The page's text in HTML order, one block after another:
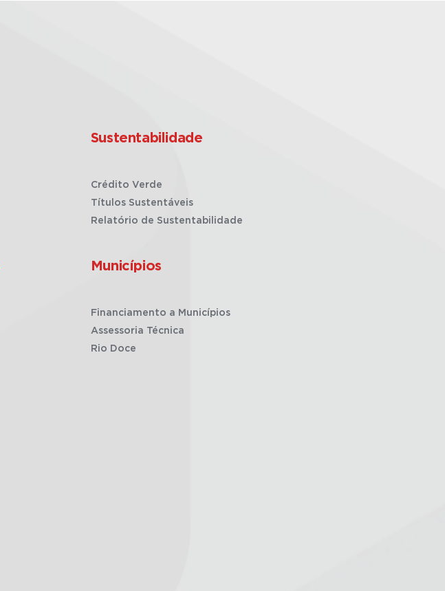
Sustentabilidade
Crédito Verde
Títulos Sustentáveis
Relatório de Sustentabilidade
Municípios
Financiamento a Municípios
Assessoria Técnica
Rio Doce